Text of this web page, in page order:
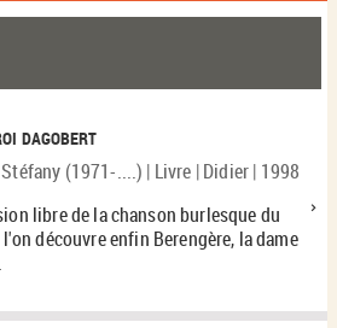
DAGOBERT
(1971-....) | Livre | Didier | 1998
libre de la chanson burlesque du
découvre enfin Berengère, la dame